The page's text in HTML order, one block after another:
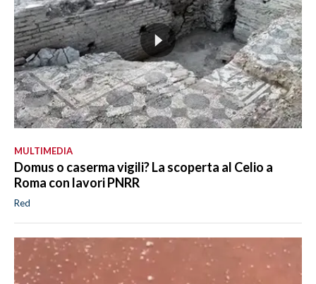
MULTIMEDIA
Domus o caserma vigili? La scoperta al Celio a
Roma con lavori PNRR
Red